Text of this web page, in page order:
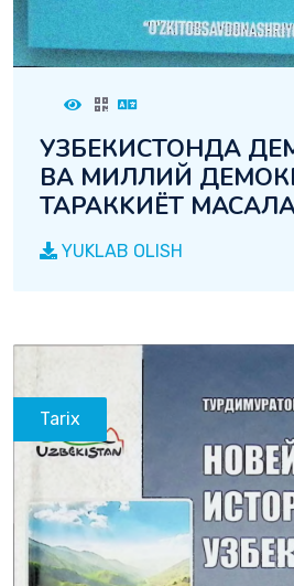
УЗБЕКИСТОНДА
ВА МИЛЛИЙ
ТАРАКKИЁТ
YUKLAB OLISH
Tarix